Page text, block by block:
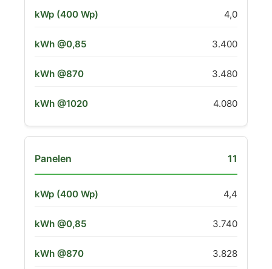
4,0
3.400
3.480
4.080
11
4,4
3.740
3.828